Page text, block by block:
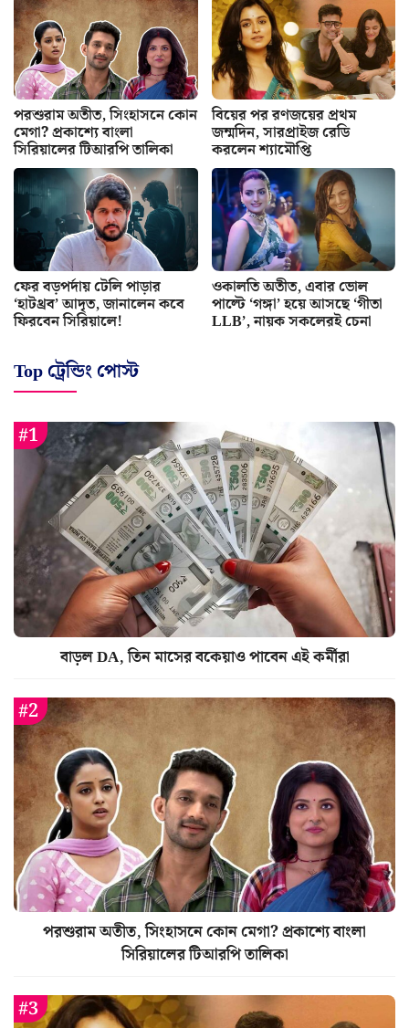
পরশুরাম অতীত, সিংহাসনে কোন
মেগা? প্রকাশ্যে বাংলা
সিরিয়ালের টিআরপি তালিকা
বিয়ের পর রণজয়ের প্রথম
জন্মদিন, সারপ্রাইজ রেডি
করলেন শ্যামৌপ্তি
ফের বড়পর্দায় টেলি পাড়ার
‘হাটথ্রব’ আদৃত, জানালেন কবে
ফিরবেন সিরিয়ালে!
ওকালতি অতীত, এবার ভোল
পাল্টে ‘গঙ্গা’ হয়ে আসছে ‘গীতা
LLB’, নায়ক সকলেরই চেনা
Top ট্রেন্ডিং পোস্ট
বাড়ল DA, তিন মাসের বকেয়াও পাবেন এই কর্মীরা
পরশুরাম অতীত, সিংহাসনে কোন মেগা? প্রকাশ্যে বাংলা
সিরিয়ালের টিআরপি তালিকা